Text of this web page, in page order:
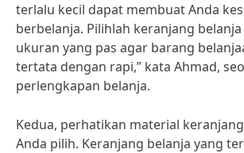
terlalu kecil dapat membuat Anda
berbelanja. Pilihlah keranjang
ukuran yang pas agar barang
tertata dengan rapi,” kata Ahmad,
perlengkapan belanja.
Kedua, perhatikan material
Anda pilih. Keranjang belanja yang